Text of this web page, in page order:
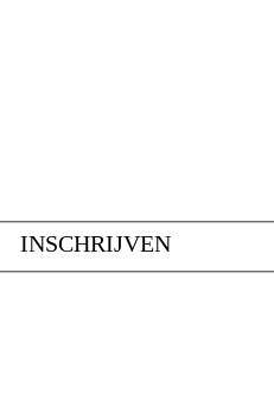
INSCHRIJVEN